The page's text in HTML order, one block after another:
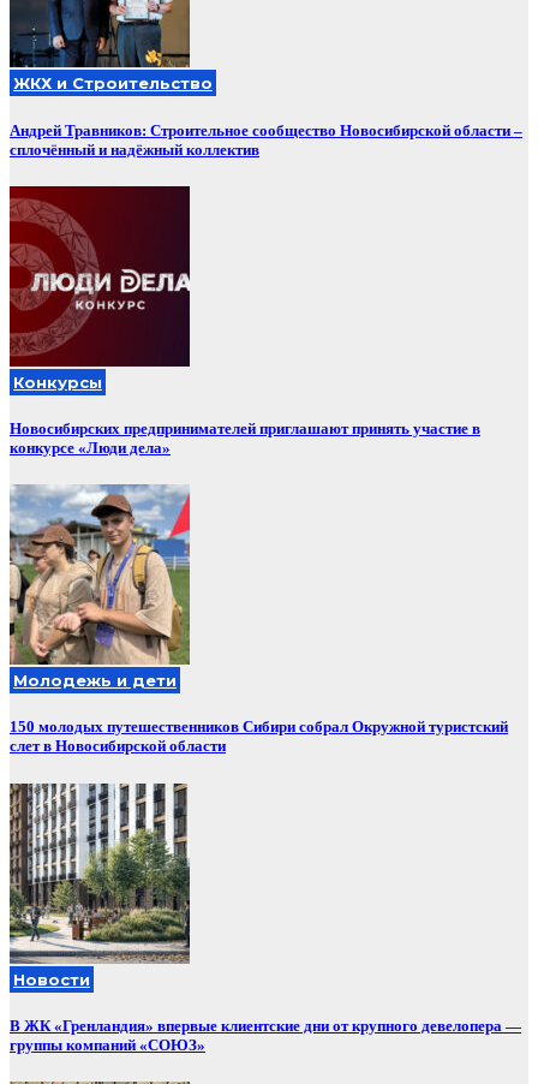
ЖКХ и Строительство
Андрей Травников: Строительное сообщество Новосибирской области –
сплочённый и надёжный коллектив
Конкурсы
Новосибирских предпринимателей приглашают принять участие в
конкурсе «Люди дела»
Молодежь и дети
150 молодых путешественников Сибири собрал Окружной туристский
слет в Новосибирской области
Новости
В ЖК «Гренландия» впервые клиентские дни от крупного девелопера —
группы компаний «СОЮЗ»